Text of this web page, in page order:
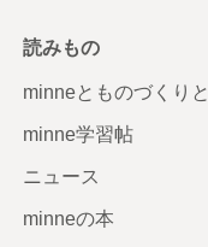
読みもの
minneとものづくりと
minne学習帖
ニュース
minneの本